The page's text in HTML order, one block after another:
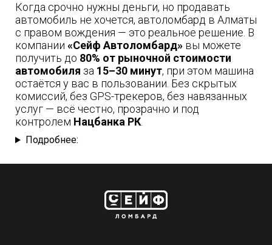
Когда срочно нужны деньги, но продавать
автомобиль не хочется, автоломбард в Алматы
с правом вождения — это реальное решение. В
компании «Сейф Автоломбард» вы можете
получить до 80% от рыночной стоимости
автомобиля за 15–30 минут, при этом машина
остаётся у вас в пользовании. Без скрытых
комиссий, без GPS-трекеров, без навязанных
услуг — всё честно, прозрачно и под
контролем Нацбанка РК
Подробнее: